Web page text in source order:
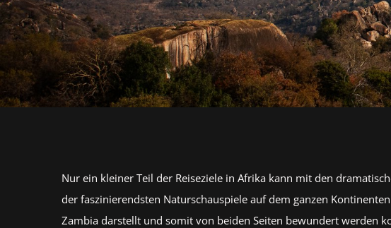
Nur ein kleiner Teil der Reiseziele in Afrika kann mit den
der faszinierendsten Naturschauspiele auf dem ganzen
Zambia darstellt und somit von beiden Seiten bewundert werden